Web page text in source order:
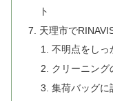
ト
天理市で
不明点をしっ
クリーニング
集荷バッグに